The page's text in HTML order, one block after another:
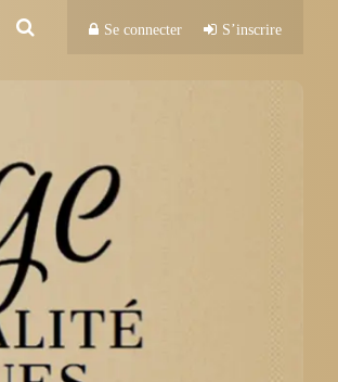
Se connecter S’inscrire